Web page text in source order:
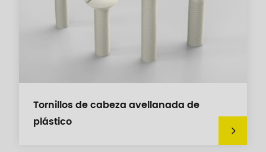
Tornillos de cabeza avellanada de
plástico